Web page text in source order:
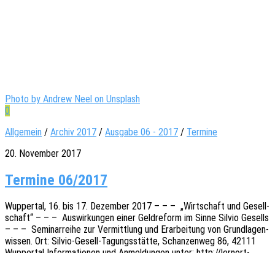
Photo by Andrew Neel on Unsplash
0
Allgemein / Archiv 2017 / Ausgabe 06 - 2017 / Termine
20. November 2017
Termine 06/2017
Wupper­tal, 16. bis 17. Dezem­ber 2017 – – – „Wirt­schaft und Gesell­
schaft“ – – – Auswir­kun­gen einer Geld­re­form im Sinne Silvio Gesells
– – – Semi­nar­rei­he zur Vermitt­lung und Erar­bei­tung von Grund­la­gen­
wis­sen. Ort: Silvio-Gesell-Tagungs­­­stä­t­­te, Schan­zen­weg 86, 42111